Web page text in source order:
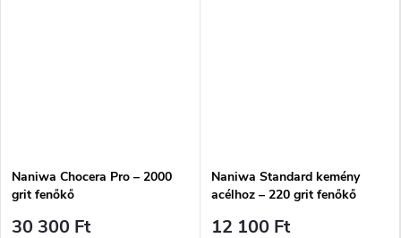
Naniwa Chocera Pro – 2000
grit fenőkő
30 300 Ft
Naniwa Standard kemény
acélhoz – 220 grit fenőkő
12 100 Ft